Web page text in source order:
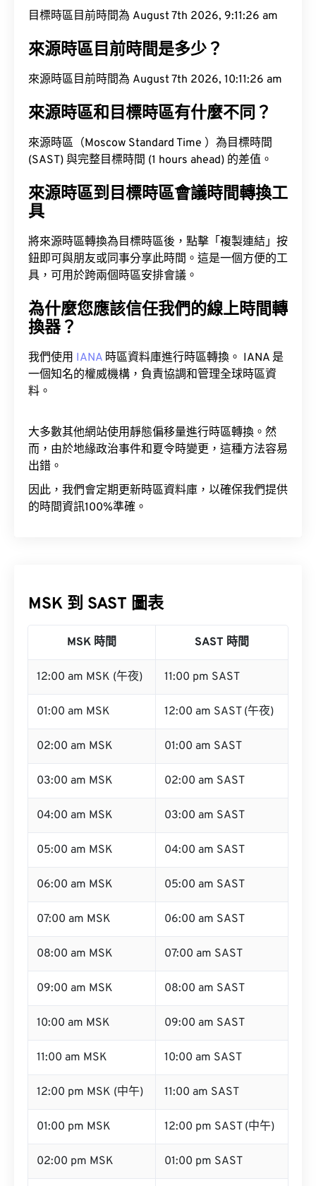
目標時區目前時間為 August 7th 2026, 9:11:27 am
來源時區目前時間是多少？
來源時區目前時間為 August 7th 2026, 10:11:27 am
來源時區和目標時區有什麼不同？
來源時區（Moscow Standard Time ）為目標時間
(SAST) 與完整目標時間 (1 hours ahead) 的差值。
來源時區到目標時區會議時間轉換工
具
將來源時區轉換為目標時區後，點擊「複製連結」按
鈕即可與朋友或同事分享此時間。這是一個方便的工
具，可用於跨兩個時區安排會議。
為什麼您應該信任我們的線上時間轉
換器？
我們使用 IANA 時區資料庫進行時區轉換。 IANA 是
一個知名的權威機構，負責協調和管理全球時區資
料。
大多數其他網站使用靜態偏移量進行時區轉換。然
而，由於地緣政治事件和夏令時變更，這種方法容易
出錯。
因此，我們會定期更新時區資料庫，以確保我們提供
的時間資訊100%準確。
MSK 到 SAST 圖表
MSK 時間 SAST 時間
12:00 am MSK (午夜) 11:00 pm SAST
01:00 am MSK 12:00 am SAST (午夜)
02:00 am MSK 01:00 am SAST
03:00 am MSK 02:00 am SAST
04:00 am MSK 03:00 am SAST
05:00 am MSK 04:00 am SAST
06:00 am MSK 05:00 am SAST
07:00 am MSK 06:00 am SAST
08:00 am MSK 07:00 am SAST
09:00 am MSK 08:00 am SAST
10:00 am MSK 09:00 am SAST
11:00 am MSK 10:00 am SAST
12:00 pm MSK (中午) 11:00 am SAST
01:00 pm MSK 12:00 pm SAST (中午)
02:00 pm MSK 01:00 pm SAST